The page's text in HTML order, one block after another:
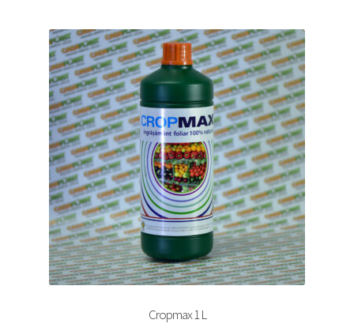
Sere și solarii
Cropmax 1 L